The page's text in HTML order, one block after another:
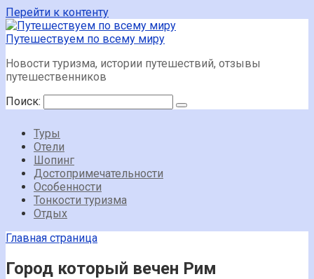
Перейти к контенту
Путешествуем по всему миру
Новости туризма, истории путешествий, отзывы
путешественников
Поиск:
Туры
Отели
Шопинг
Достопримечательности
Особенности
Тонкости туризма
Отдых
Главная страница
Город который вечен Рим